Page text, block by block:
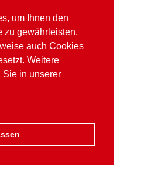
um Ihnen den
zu gewährleisten.
auch Cookies
Weitere
Sie in unserer